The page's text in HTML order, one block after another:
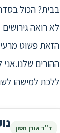
בבית? הכול
לא רואה
הזאת פשוט
ההורים
ללכת למישהו
ד"ר אורן חסון